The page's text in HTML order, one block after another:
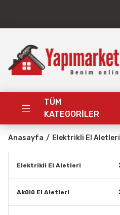
TÜM
KATEGORİLER
Anasayfa Elektrikli El Aletleri
Elektrikli El Aletleri
Akülü El Aletleri